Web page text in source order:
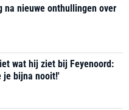
na nieuwe onthullingen over
wat hij ziet bij Feyenoord:
je bijna nooit!'